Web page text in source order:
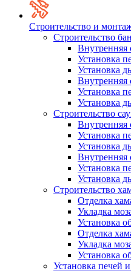
Строительство и
Строительство
Внутренняя
Установка
Установка
Внутренняя
Установка
Установка
Строительство
Внутренняя
Установка
Установка
Внутренняя
Установка
Установка
Строительство
Отделка
Укладка
Установка
Отделка
Укладка
Установка
Установка печей